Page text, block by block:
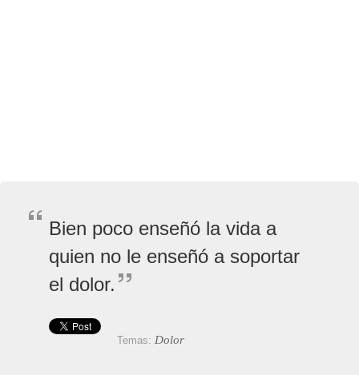
Bien poco enseñó la vida a
quien no le enseñó a soportar
el dolor.
Temas: Dolor